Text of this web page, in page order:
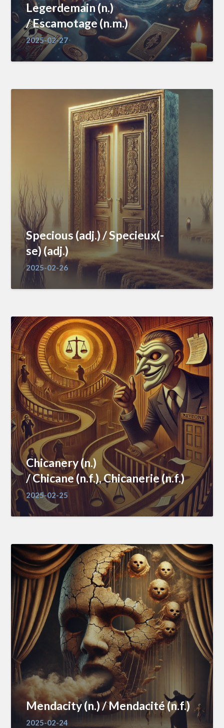
Legerdemain (n.)
/ Escamotage (n.m.)
2025-02-27
Specious (adj.) / Specieux(-
se) (adj.)
2025-02-26
Chicanery (n.)
/ Chicane (n.f.), Chicanerie (n.f.)
2025-02-25
Mendacity (n.) / Mendacité (n.f.)
2025-02-24